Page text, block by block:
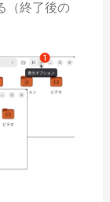
（終了後の